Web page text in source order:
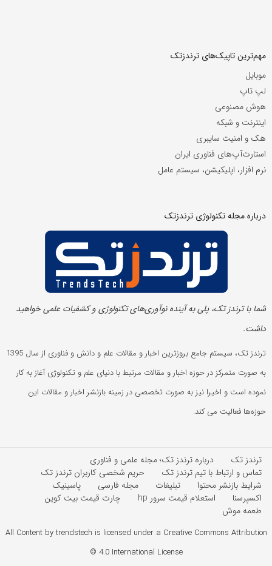
مهم‌ترین تاپیک‌های ترندزتک
موبایل
لپ تاپ
هوش مصنوعی
اینترنت و شبکه
هک و امنیت سایبری
استارت‌آپ‌های فناوری ایران
نرم افزار، اپلیکیشن، سیستم عامل
درباره مجله تکنولوژی ترندزتک
شما با ترندز تک، پلی به آینده‌ نوآوری‌های تکنولوژی و کشفیات علمی خواهید
داشت.
ترندز تک، سیستم جامع بروزترین اخبار و مقالات علم و دانش و فناوری از سال 1395
به صورت متمرکز در حوزه اخبار و مقالات مرتبط با دنیای علم و تکنولوژی آغاز به کار
نموده است و اخیرا نیز به صورت تخصصی در زمینه بازنشر اخبار و مقالات این
حوزه‌ها فعالیت می کند.
ترندز تک
درباره ترندز تک؛ مجله علمی و فناوری
تماس و ارتباط با تیم ترندز تک
حریم شخصی کاربران ترندز تک
شرایط بازنشر محتوا
تبلیغات مجله فارسی
پاسینیک
اکسپرسنا
استعلام قیمت سرور hp
چارت قیمت بیت کوین
طعمه موش
All Content by trendstech is licensed under a Creative Commons Attribution
4.0 International License ©️